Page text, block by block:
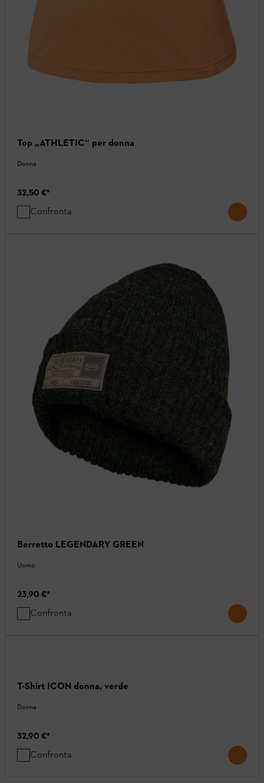
Top „ATHLETIC“ per donna
Donna
32,50 €*
Confronta
Berretto LEGENDARY GREEN
Uomo
23,90 €*
Confronta
T-Shirt ICON donna, verde
Donna
32,90 €*
Confronta